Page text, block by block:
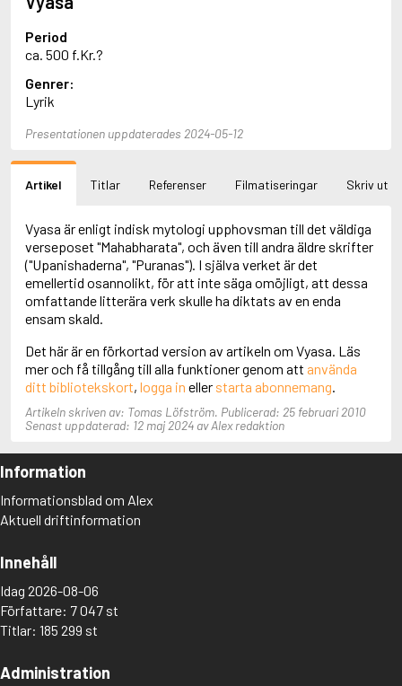
Adams, Douglas
Adams, Jane
Adams, Richard
Adbåge, Emma
Adbåge, Lisen
Adelborg, Ottilia
Adichie, Chimamanda Ngozi
Adler-Olsen, Jussi
Adlerbeth, Gudmund Jöran
Adolfsson, Eva
Adolfsson, Evert
Adolfsson, Gunnar
Adolfsson, Josefine
Adolfsson, Maria
Adolphsen, Peter
Period
ca. 500 f.Kr.?
Genrer:
Lyrik
Presentationen uppdaterades 2024-05-12
Artikel Titlar Referenser Filmatiseringar Skriv ut
Vyasa är enligt indisk mytologi upphovsman till det väldiga
verseposet "Mahabharata", och även till andra äldre skrifter
("Upanishaderna", "Puranas"). I själva verket är det
emellertid osannolikt, för att inte säga omöjligt, att dessa
omfattande litterära verk skulle ha diktats av en enda
ensam skald.
Det här är en förkortad version av artikeln om Vyasa. Läs
mer och få tillgång till alla funktioner genom att använda
ditt bibliotekskort, logga in eller starta abonnemang
Artikeln skriven av: Tomas Löfström. Publicerad: 25 februari 2010
Senast uppdaterad: 12 maj 2024 av Alex redaktion
Information
Informationsblad om Alex
Aktuell driftinformation
Innehåll
Idag 2026-08-06
Författare: 7 047 st
Titlar: 185 299 st
Administration